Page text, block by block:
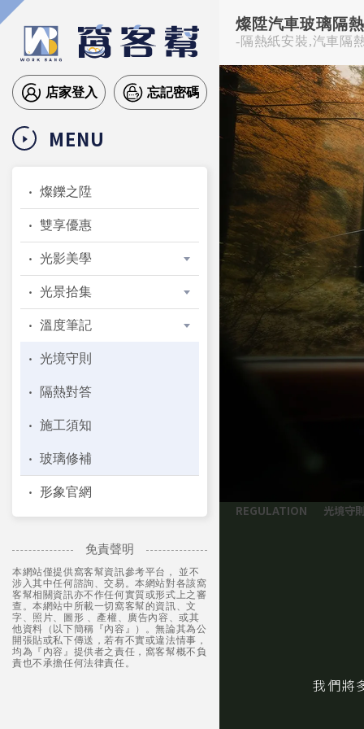
店家登入 忘記密碼
MENU
燦鑠之陞
雙享優惠
光影美學
光景拾集
溫度筆記
光境守則
隔熱對答
施⼯須知
玻璃修補
形象官網
免責聲明
本網站僅提供窩客幫資訊參考平台， 並不
涉入其中任何諮詢、交易。本網站對各該窩
客幫相關資訊亦不作任何實質或形式上之審
查。本網站中所載一切窩客幫的資訊、文
字、照片、圖形 、產權、廣告內容、或其
他資料（以下簡稱『內容』）。無論其為公
開張貼或私下傳送，若有不實或違法情事，
均為『內容』提供者之責任，窩客幫概不負
責也不承擔任何法律責任。
燦陞汽車玻璃隔
-隔熱紙安裝,汽車隔
光境守
我們將